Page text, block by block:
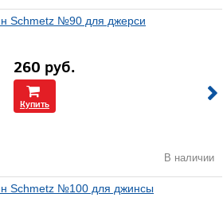
Schmetz №90 для джерси
260 руб.
Купить
В наличии
Schmetz №100 для джинсы